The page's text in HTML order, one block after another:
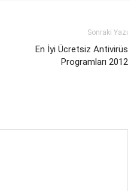
Sonraki Yazı
En İyi Ücretsiz Antivirüs
Programları 2012